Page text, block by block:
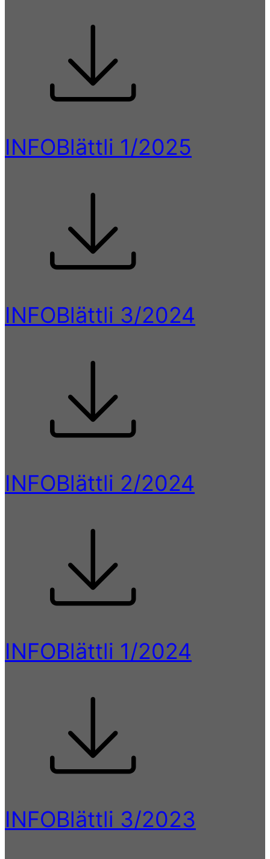
INFOBlättli 1/2025
INFOBlättli 3/2024
INFOBlättli 2/2024
INFOBlättli 1/2024
INFOBlättli 3/2023